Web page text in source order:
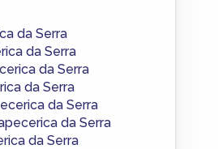
da Serra
da Serra
da Serra
da Serra
da Serra
da Serra
da Serra